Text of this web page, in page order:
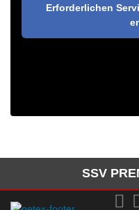
Erforderlichen
SSV